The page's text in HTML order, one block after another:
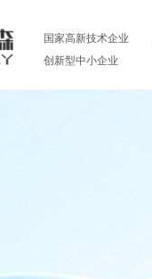
国家高新技术企业
创新型中小企业